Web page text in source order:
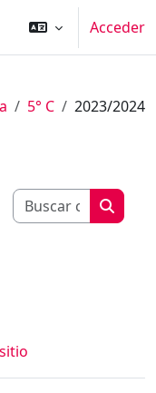
Acceder
5° C 2023/2024
Buscar